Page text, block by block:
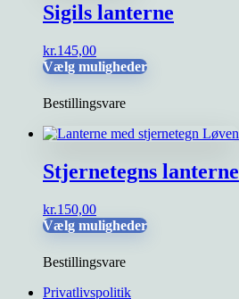
vælges
Sigils lanterne
kr.145,00
Vælg mulighederDette
varianter.
Mulighederne
kan
vælges
Bestillingsvare
Stjernetegns lanterne
kr.150,00
Vælg mulighederDette
Bestillingsvare
Privatlivspolitik